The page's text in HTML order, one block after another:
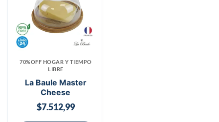
70%OFF HOGAR Y TIEMPO
LIBRE
La Baule Master
Cheese
$7.512,99